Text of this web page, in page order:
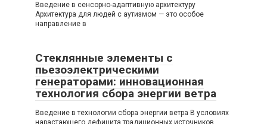
Введение в сенсорно-адаптивную архитектуру
Архитектура для людей с аутизмом — это особое
направление в
Стеклянные элементы с
пьезоэлектрическими
генераторами: инновационная
технология сбора энергии ветра
Введение в технологии сбора энергии ветра В условиях
нарастающего дефицита традиционных источников